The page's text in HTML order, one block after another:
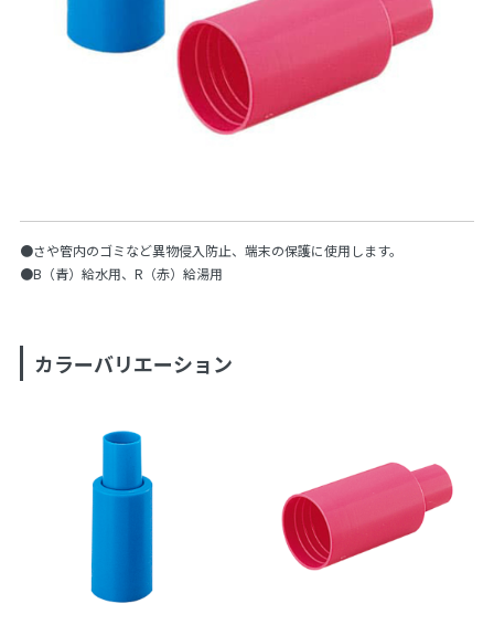
●さや管内のゴミなど異物侵入防止、端末の保護に使用します。
●B（青）給水用、R（赤）給湯用
カラーバリエーション